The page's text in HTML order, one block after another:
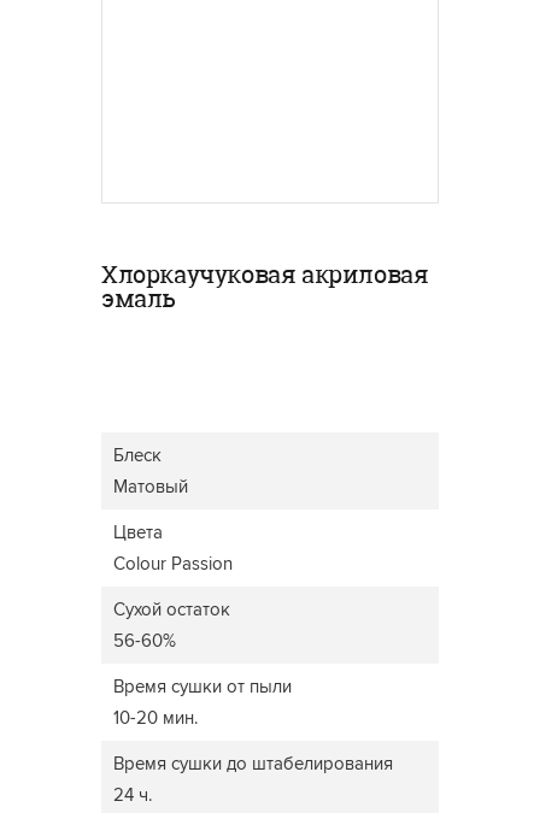
Хлоркаучуковая акриловая
эмаль
Блеск
Матовый
Цвета
Colour Passion
Сухой остаток
56-60%
Время сушки от пыли
10-20 мин.
Время сушки до штабелирования
24 ч.